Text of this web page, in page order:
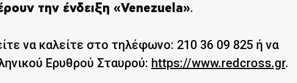
την ένδειξη «Venezuela».
να καλείτε στο τηλέφωνο: 210 36 09 825 ή να
Ερυθρού Σταυρού: https://www.redcross.gr.